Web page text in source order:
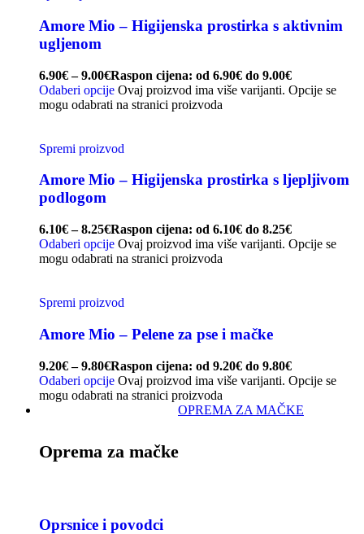
Amore Mio – Higijenska prostirka s aktivnim
ugljenom
6.90€ – 9.00€Raspon cijena: od 6.90€ do 9.00€
Odaberi opcije Ovaj proizvod ima više varijanti. Opcije se
mogu odabrati na stranici proizvoda
Spremi proizvod
Amore Mio – Higijenska prostirka s ljepljivom
podlogom
6.10€ – 8.25€Raspon cijena: od 6.10€ do 8.25€
Odaberi opcije Ovaj proizvod ima više varijanti. Opcije se
mogu odabrati na stranici proizvoda
Spremi proizvod
Amore Mio – Pelene za pse i mačke
9.20€ – 9.80€Raspon cijena: od 9.20€ do 9.80€
Odaberi opcije Ovaj proizvod ima više varijanti. Opcije se
mogu odabrati na stranici proizvoda
OPREMA ZA MAČKE
Oprema za mačke
Oprsnice i povodci